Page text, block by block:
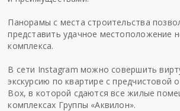
Панорамы с места строительства
представить удачное местоположение
комплекса.
В сети Instagram можно совершить
экскурсию по квартире с предчистовой
Box, в которой сдаются все жилые
комплексах Группы «Аквилон».